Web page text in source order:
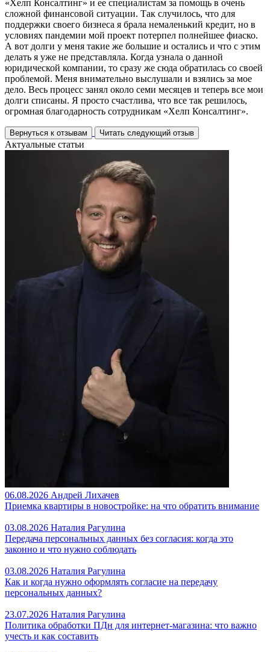
«Хелп Консалтинг» и ее специалистам за помощь в очень
сложной финансовой ситуации. Так случилось, что для
поддержки своего бизнеса я брала немаленький кредит, но в
условиях пандемии мой проект потерпел полнейшее фиаско.
А вот долги у меня такие же большие и остались и что с этим
делать я уже не представляла. Когда узнала о данной
юридической компании, то сразу же сюда обратилась со своей
проблемой. Меня внимательно выслушали и взялись за мое
дело. Весь процесс занял около семи месяцев и теперь все мои
долги списаны. Я просто счастлива, что все так решилось,
огромная благодарность сотрудникам «Хелп Консалтинг».
Вернуться к отзывам Читать следующий отзыв
Актуальные статьи
06.08.2026 Андрей Лихачев
Приемка квартиры в новостройке: на что обратить внимание
03.08.2026 Наталия Рагулина
Передача персональных данных без согласия: когда это
законно и что нужно соблюдать
03.08.2026 Наталия Рагулина
Как и когда нужно оформлять согласие на передачу
персональных данных?
23.07.2026 Наталия Рагулина
Политика обработки ПДн для интернет-магазина: что важно
учесть и как составить